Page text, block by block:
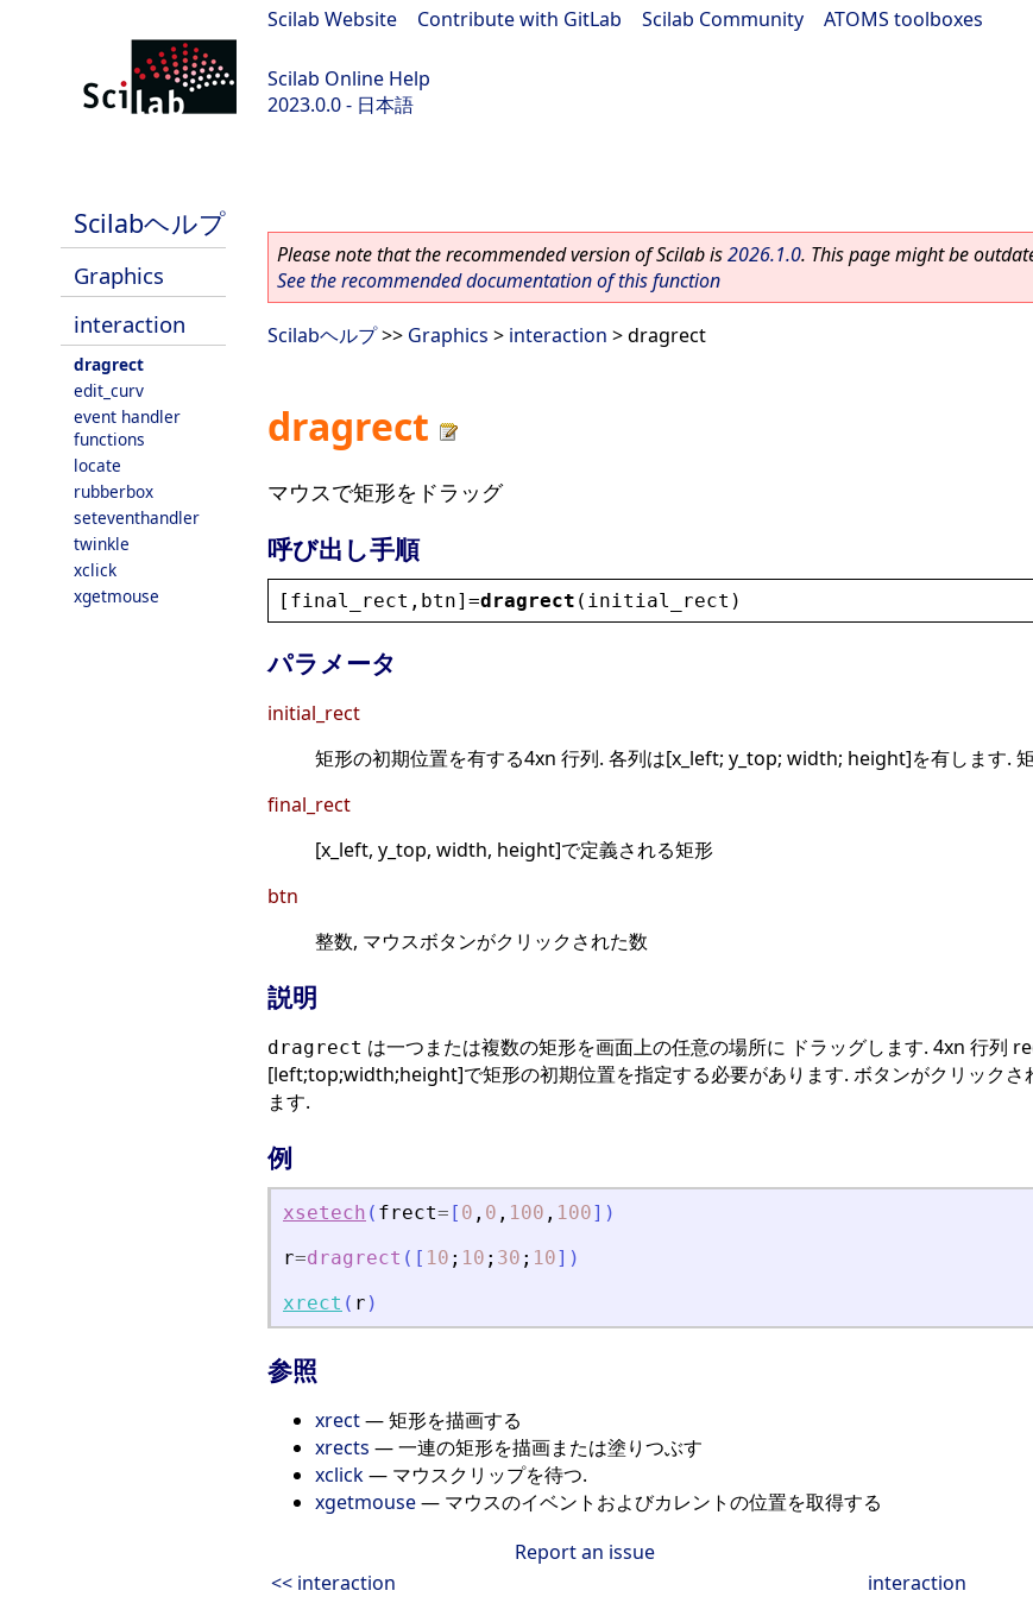
Scilab Website Contribute with GitLab Scilab Community ATOMS toolboxes
Scilab Online Help
2023.0.0 - 日本語
Scilabヘルプ
Graphics
interaction
dragrect
edit_curv
event handler
functions
locate
rubberbox
seteventhandler
twinkle
xclick
xgetmouse
Please note that the recommended version of Scilab is2026.1.0. This page might be
See the recommended documentation of this function
Scilabヘルプ>> Graphics > interaction > dragrect
dragrect
マウスで矩形をドラッグ
呼び出し手順
[ final_rect , btn]=dragrect ( initial_rect )
パラメータ
initial_rect
矩形の初期位置を有する4xn 行列. 各列は[x_left; y_top; width; height]を有します.
final_rect
[x_left, y_top, width, height]で定義される矩形
btn
整数, マウスボタンがクリックされた数
説明
dragrect は一つまたは複数の矩形を画面上の任意の場所に ドラッグします. 4xn 行列
[left;top;width;height]で矩形の初期位置を指定する必要があります. ボタンがクリックさ
ます.
例
xsetech ( frect= [ 0 , 0 , 100 , 100] )
r=dragrect ( [ 10 ; 10 ; 30 ; 10] )
xrect ( r )
参照
xrect— 矩形を描画する
xrects — 一連の矩形を描画または塗りつぶす
xclick— マウスクリップを待つ.
xgetmouse— マウスのイベントおよびカレントの位置を取得する
Report an issue
<< interaction
interaction